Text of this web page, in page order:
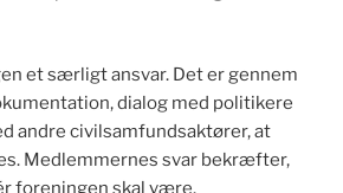
et særligt ansvar. Det er gennem
dialog med politikere
andre civilsamfundsaktører, at
Medlemmernes svar bekræfter,
foreningen skal være.